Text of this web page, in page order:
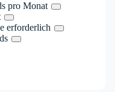
pro Monat
erforderlich